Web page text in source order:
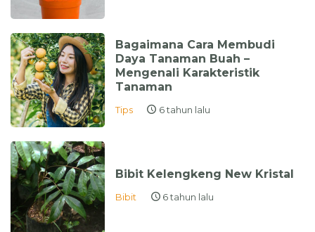
Bagaimana Cara Membudi
Daya Tanaman Buah –
Mengenali Karakteristik
Tanaman
Tips 6 tahun lalu
Bibit Kelengkeng New Kristal
Bibit 6 tahun lalu